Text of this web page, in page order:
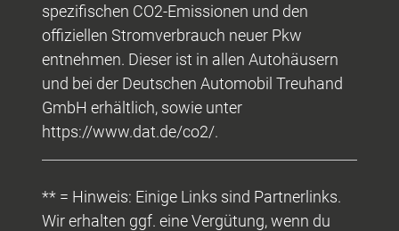
spezifischen CO2-Emissionen und den
offiziellen Stromverbrauch neuer Pkw
entnehmen. Dieser ist in allen Autohäusern
und bei der Deutschen Automobil Treuhand
GmbH erhältlich, sowie unter
https://www.dat.de/co2/.
** = Hinweis: Einige Links sind Partnerlinks.
Wir erhalten ggf. eine Vergütung, wenn du